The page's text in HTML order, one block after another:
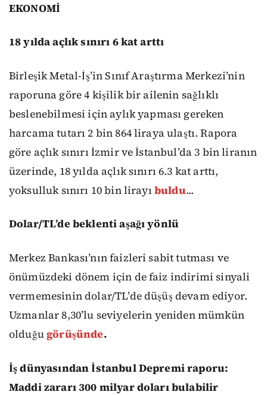
EKONOMİ
18 yılda açlık sınırı 6 kat arttı
Birleşik Metal-İş’in Sınıf Araştırma Merkezi’nin
raporuna göre 4 kişilik bir ailenin sağlıklı
beslenebilmesi için aylık yapması gereken
harcama tutarı 2 bin 864 liraya ulaştı. Rapora
göre açlık sınırı İzmir ve İstanbul’da 3 bin liranın
üzerinde, 18 yılda açlık sınırı 6.3 kat arttı,
yoksulluk sınırı 10 bin lirayı buldu...
Dolar/TL’de beklenti aşağı yönlü
Merkez Bankası’nın faizleri sabit tutması ve
önümüzdeki dönem için de faiz indirimi sinyali
vermemesinin dolar/TL’de düşüş devam ediyor.
Uzmanlar 8,30’lu seviyelerin yeniden mümkün
olduğugörüşünde.
İş dünyasından İstanbul Depremi raporu:
Maddi zararı 300 milyar doları bulabilir